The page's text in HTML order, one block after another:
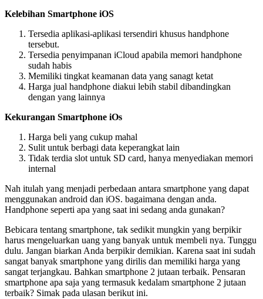
Kelebihan Smartphone iOS
Tersedia aplikasi-aplikasi tersendiri khusus handphone
tersebut.
Tersedia penyimpanan iCloud apabila memori handphone
sudah habis
Memiliki tingkat keamanan data yang sanagt ketat
Harga jual handphone diakui lebih stabil dibandingkan
dengan yang lainnya
Kekurangan Smartphone iOs
Harga beli yang cukup mahal
Sulit untuk berbagi data keperangkat lain
Tidak terdia slot untuk SD card, hanya menyediakan memori
internal
Nah itulah yang menjadi perbedaan antara smartphone yang dapat
menggunakan android dan iOS. bagaimana dengan anda.
Handphone seperti apa yang saat ini sedang anda gunakan?
Bebicara tentang smartphone, tak sedikit mungkin yang berpikir
harus mengeluarkan uang yang banyak untuk membeli nya. Tunggu
dulu. Jangan biarkan Anda berpikir demikian. Karena saat ini sudah
sangat banyak smartphone yang dirilis dan memiliki harga yang
sangat terjangkau. Bahkan smartphone 2 jutaan terbaik. Pensaran
smartphone apa saja yang termasuk kedalam smartphone 2 jutaan
terbaik? Simak pada ulasan berikut ini.